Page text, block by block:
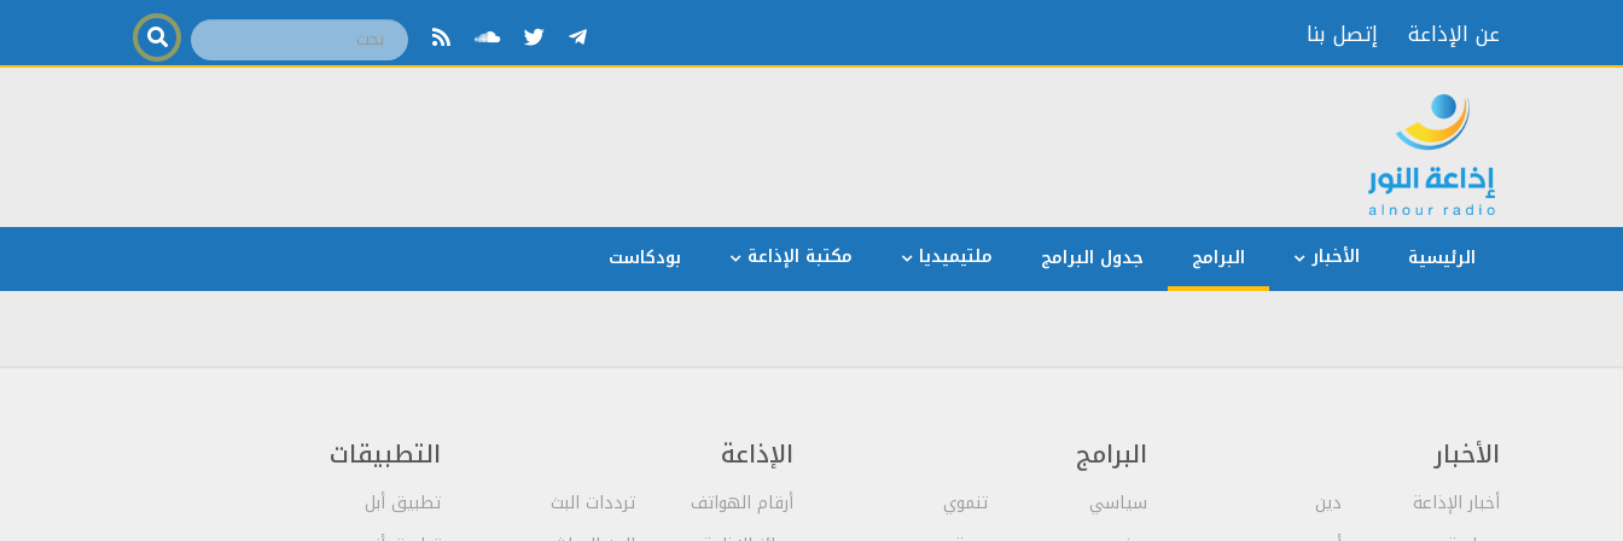
عن الإذاعة إتصل بنا
الرئيسية الأخبار البرامج جدول البرامج ملتيميديا مكتبة الإذاعة بودكاست
الأخبار
أخبار الإذاعة
دين
البرامج
سياسي
تنموي
الإذاعة
أرقام الهواتف
ترددات البث
التطبيقات
تطبيق أبل